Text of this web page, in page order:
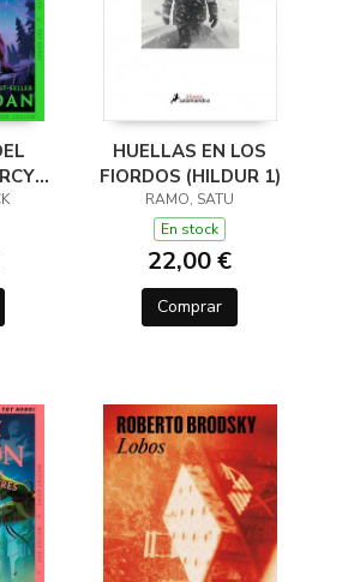
HUELLAS EN LOS
FIORDOS (HILDUR 1)
RAMO, SATU
En stock
22,00 €
Comprar